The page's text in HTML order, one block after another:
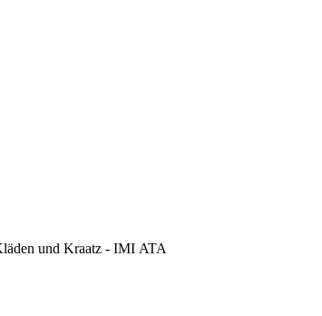
und Kraatz - IMI ATA